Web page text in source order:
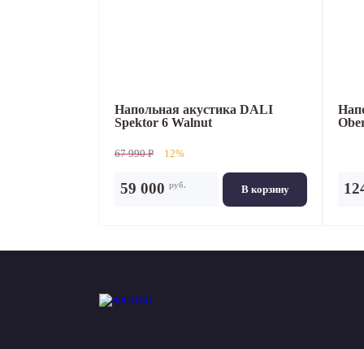
Напольная акустика DALI
Spektor 6 Walnut
67 990 P 12%
В корзину
59 000 руб.